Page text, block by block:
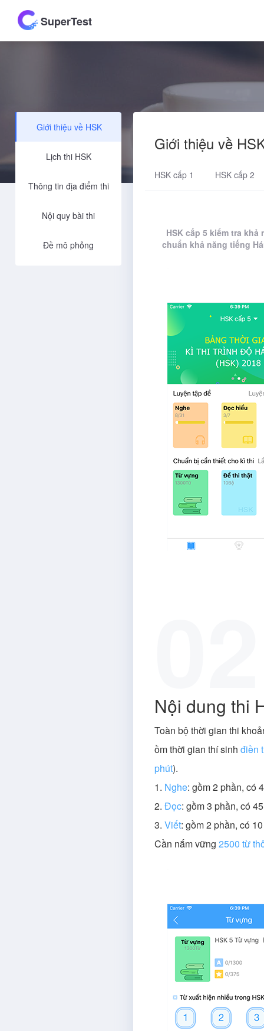
SuperTest
Giới thiệu về HSK
Lịch thi HSK
Thông tin địa điểm thi
Nội quy bài thi
Đề mô phỏng
Giới thiệu về
HSK cấp 1 HSK cấp 2
HSK cấp 5 kiểm tra
chuẩn khả năng tiếng
Nội dung thi
Toàn bộ thời gian thi
ồm thời gian thí sinh điền
phút).
1. Nghe: gồm 2 phần, có
2. Đọc: gồm 3 phần, có
3. Viết: gồm 2 phần, có
Cần nắm vững 2500 từ